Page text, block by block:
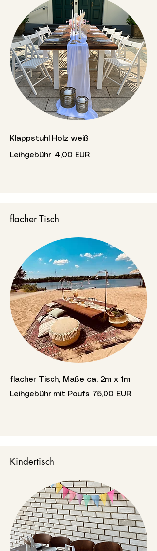
Klappstuhl Holz weiß
Leihgebühr: 4,00 EUR
flacher Tisch
flacher Tisch, Maße ca. 2m x 1m
Leihgebühr mit Poufs 75,00 EUR
Kindertisch